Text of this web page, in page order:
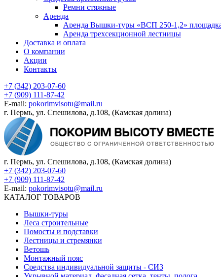
Ремни стяжные
Аренда
Аренда Вышки-туры «ВСП 250-1,2»
Аренда трехсекционной лестницы
Доставка и оплата
О компании
Акции
Контакты
+7 (342) 203-07-60
+7 (909) 111-87-42
E-mail: pokorimvisotu@mail.ru
г. Пермь, ул. Спешилова, д.108, (Камская долина)
г. Пермь, ул. Спешилова, д.108, (Камская долина)
+7 (342) 203-07-60
+7 (909) 111-87-42
E-mail: pokorimvisotu@mail.ru
КАТАЛОГ ТОВАРОВ
Вышки-туры
Леса строительные
Помосты и подставки
Лестницы и стремянки
Ветошь
Монтажный пояс
Средства индивидуальной защиты - СИЗ